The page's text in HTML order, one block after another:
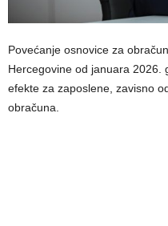
Povećanje osnovice za
Hercegovine od januara 2026.
efekte za zaposlene, zavisno
obračuna.